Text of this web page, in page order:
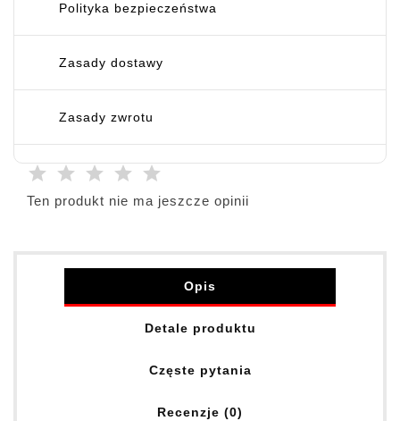
Polityka bezpieczeństwa
Zasady dostawy
Zasady zwrotu
Ten produkt nie ma jeszcze opinii
Opis
Detale produktu
Częste pytania
Recenzje (0)